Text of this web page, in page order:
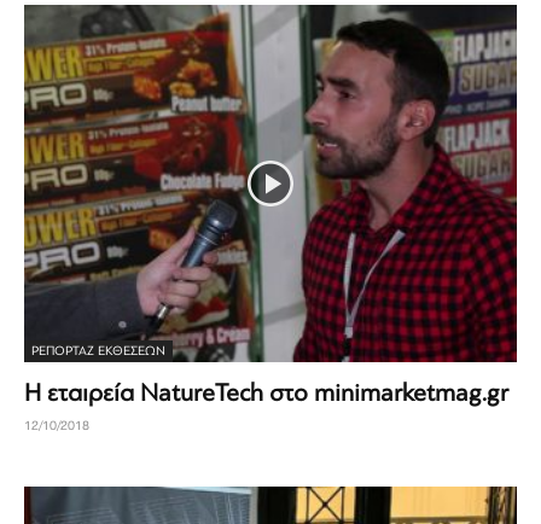
ΡΕΠΟΡΤΆΖ ΕΚΘΈΣΕΩΝ
Η εταιρεία NatureTech στο minimarketmag.gr
12/10/2018